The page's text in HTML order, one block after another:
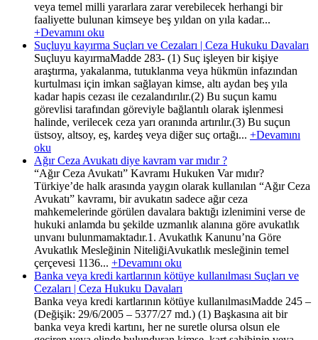
veya temel milli yararlara zarar verebilecek herhangi bir
faaliyette bulunan kimseye beş yıldan on yıla kadar...
+Devamını oku
Suçluyu kayırma Suçları ve Cezaları | Ceza Hukuku Davaları
Suçluyu kayırmaMadde 283- (1) Suç işleyen bir kişiye
araştırma, yakalanma, tutuklanma veya hükmün infazından
kurtulması için imkan sağlayan kimse, altı aydan beş yıla
kadar hapis cezası ile cezalandırılır.(2) Bu suçun kamu
görevlisi tarafından göreviyle bağlantılı olarak işlenmesi
halinde, verilecek ceza yarı oranında artırılır.(3) Bu suçun
üstsoy, altsoy, eş, kardeş veya diğer suç ortağı... +Devamını
oku
Ağır Ceza Avukatı diye kavram var mıdır ?
“Ağır Ceza Avukatı” Kavramı Hukuken Var mıdır?
Türkiye’de halk arasında yaygın olarak kullanılan “Ağır Ceza
Avukatı” kavramı, bir avukatın sadece ağır ceza
mahkemelerinde görülen davalara baktığı izlenimini verse de
hukuki anlamda bu şekilde uzmanlık alanına göre avukatlık
unvanı bulunmamaktadır.1. Avukatlık Kanunu’na Göre
Avukatlık Mesleğinin NiteliğiAvukatlık mesleğinin temel
çerçevesi 1136... +Devamını oku
Banka veya kredi kartlarının kötüye kullanılması Suçları ve
Cezaları | Ceza Hukuku Davaları
Banka veya kredi kartlarının kötüye kullanılmasıMadde 245 –
(Değişik: 29/6/2005 – 5377/27 md.) (1) Başkasına ait bir
banka veya kredi kartını, her ne suretle olursa olsun ele